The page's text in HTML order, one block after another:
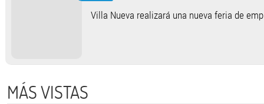
Villa Nueva realizará una nueva feria de
MÁS VISTAS